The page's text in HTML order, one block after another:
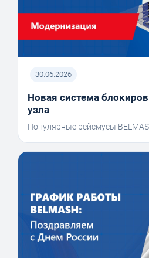
30.06.2026
Новая система
узла
Популярные рейсмусы